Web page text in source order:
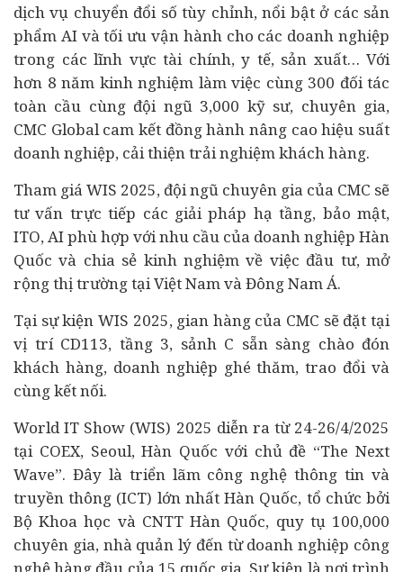
dịch vụ chuyển đổi số tùy chỉnh, nổi bật ở các sản
phẩm AI và tối ưu vận hành cho các doanh nghiệp
trong các lĩnh vực tài chính, y tế, sản xuất… Với
hơn 8 năm kinh nghiệm làm việc cùng 300 đối tác
toàn cầu cùng đội ngũ 3,000 kỹ sư, chuyên gia,
CMC Global cam kết đồng hành nâng cao hiệu suất
doanh nghiệp, cải thiện trải nghiệm khách hàng.
Tham giá WIS 2025, đội ngũ chuyên gia của CMC sẽ
tư vấn trực tiếp các giải pháp hạ tầng, bảo mật,
ITO, AI phù hợp với nhu cầu của doanh nghiệp Hàn
Quốc và chia sẻ kinh nghiệm về việc đầu tư, mở
rộng thị trường tại Việt Nam và Đông Nam Á.
Tại sự kiện WIS 2025, gian hàng của CMC sẽ đặt tại
vị trí CD113, tầng 3, sảnh C sẵn sàng chào đón
khách hàng, doanh nghiệp ghé thăm, trao đổi và
cùng kết nối.
World IT Show (WIS) 2025 diễn ra từ 24-26/4/2025
tại COEX, Seoul, Hàn Quốc với chủ đề “The Next
Wave”. Đây là triển lãm công nghệ thông tin và
truyền thông (ICT) lớn nhất Hàn Quốc, tổ chức bởi
Bộ Khoa học và CNTT Hàn Quốc, quy tụ 100,000
chuyên gia, nhà quản lý đến từ doanh nghiệp công